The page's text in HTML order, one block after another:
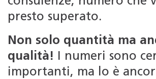
presto superato.
Non solo quantità ma
qualità!
I numeri sono
importanti, ma lo è